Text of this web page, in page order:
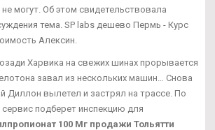
могут. Об этом свидетельствовала
тема. SP labs дешево Пермь - Курс
Алексин.
Харвика на свежих шинах прорывается
завал из нескольких машин… Снова
Диллон вылетел и застрял на трассе. По
сервис подберет инспекцию для
100 Мг продажи Тольятти